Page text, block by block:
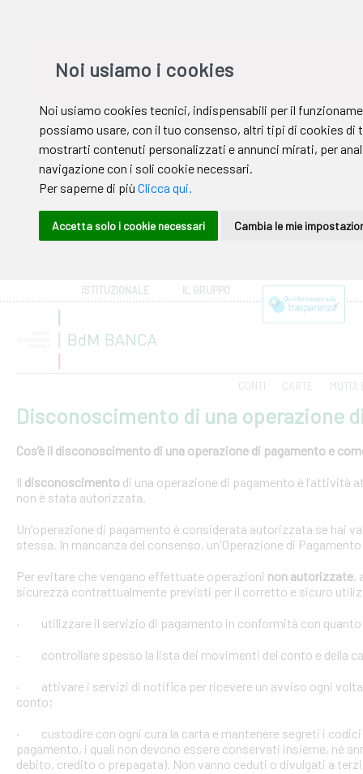
ISTITUZIONALE IL GRUPPO
CONTI CARTE MUTUI
Disconoscimento di una operazione
Cos’è il disconoscimento di una operazione di pagamento e
Il disconoscimento di una operazione di pagamento è l’attività
non è stata autorizzata.
Un'operazione di pagamento è considerata autorizzata se hai
stessa. In mancanza del consenso, un'Operazione di
Per evitare che vengano effettuate operazioni non autorizzate,
sicurezza contrattualmente previsti per il corretto e sicuro
· utilizzare il servizio di pagamento in conformità con
· controllare spesso la lista dei movimenti del conto e della
· attivare i servizi di notifica per ricevere un avviso ogni
conto;
· custodire con ogni cura la carta e mantenere segreti i
pagamento, i quali non devono essere conservati insieme, né
debito, credito o prepagata). Non vanno ceduti o divulgati a